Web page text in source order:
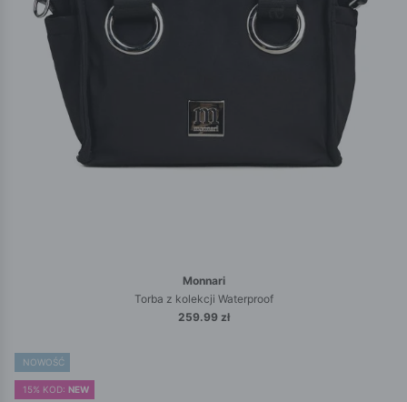
Monnari
Torba z kolekcji Waterproof
259.99 zł
NOWOŚĆ
15% KOD: NEW